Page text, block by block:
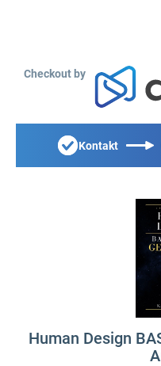
Checkout by
Kontakt
Human Design